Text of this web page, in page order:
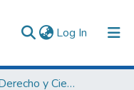
Log In (current)
Facultad de Derecho y Ciencias Políticas